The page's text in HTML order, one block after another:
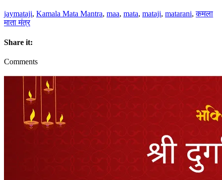
jaymataji, Kamala Mata Mantra, maa, mata, mataji, matarani,कमला
माता मंत्र
Share it:
Comments